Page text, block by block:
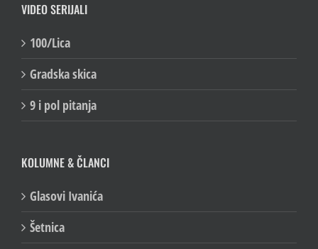
VIDEO SERIJALI
100/Lica
Gradska skica
9 i pol pitanja
KOLUMNE & ČLANCI
Glasovi Ivanića
Šetnica